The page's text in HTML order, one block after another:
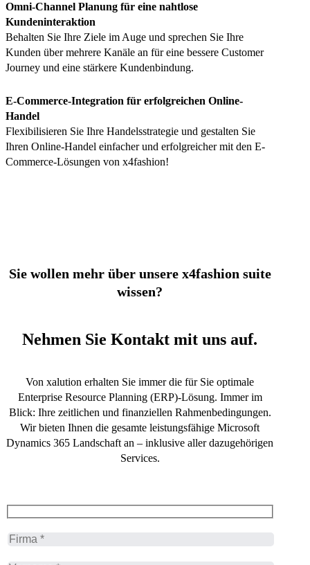
Omni-Channel Planung für eine nahtlose
Kundeninteraktion
Behalten Sie Ihre Ziele im Auge und sprechen Sie Ihre
Kunden über mehrere Kanäle an für eine bessere Customer
Journey und eine stärkere Kundenbindung.
E-Commerce-Integration für erfolgreichen Online-
Handel
Flexibilisieren Sie Ihre Handelsstrategie und gestalten Sie
Ihren Online-Handel einfacher und erfolgreicher mit den E-
Commerce-Lösungen von x4fashion!
Sie wollen mehr über unsere x4fashion suite
wissen?
Nehmen Sie Kontakt mit uns auf.
Von xalution erhalten Sie immer die für Sie optimale
Enterprise Resource Planning (ERP)-Lösung. Immer im
Blick: Ihre zeitlichen und finanziellen Rahmenbedingungen.
Wir bieten Ihnen die gesamte leistungsfähige Microsoft
Dynamics 365 Landschaft an – inklusive aller dazugehörigen
Services.